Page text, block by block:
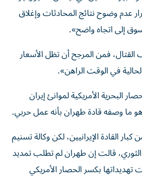
عدم وضوح نتائج المحادثات وإغلاق
إلى اتجاه واضح».
فمن المرجح أن تظل الأسعار
في ​الوقت الراهن».
البحرية الأمريكية لموانئ إيران
ما ‌وصفه قادة طهران بأنه عمل حربي.
القادة الإيرانيين، لكن وكالة تسنيم
الثوري، قالت إن طهران لم تطلب تمديد
تهديداتها بكسر الحصار ⁠الأمريكي